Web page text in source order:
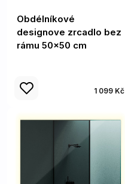
Obdélníkové
designove zrcadlo bez
rámu 50x50 cm
1 099 Kč